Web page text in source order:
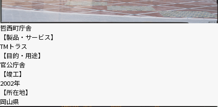
哲西町庁舎
【製品・サービス】
TMトラス
【目的・用途】
官公庁舎
【竣工】
2002年
【所在地】
岡山県